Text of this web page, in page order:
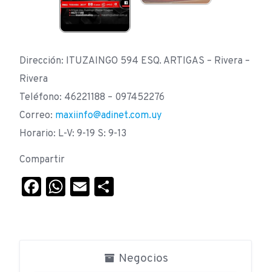
Dirección: ITUZAINGO 594 ESQ. ARTIGAS – Rivera –
Rivera
Teléfono: 46221188 – 097452276
Correo: maxiinfo@adinet.com.uy
Horario: L-V: 9-19 S: 9-13
Compartir
Facebook
WhatsApp
Email
Negocios